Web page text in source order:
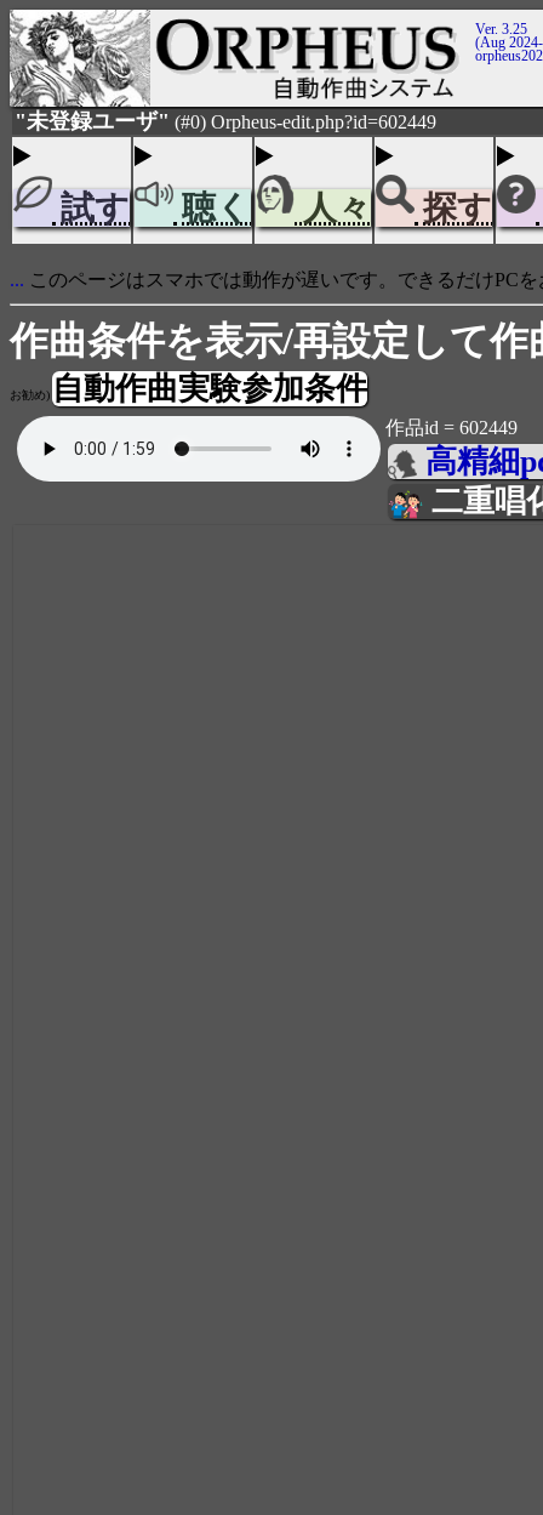
Ver. 3.25
(Aug
"未登録ユーザ" (#0) Orpheus-edit.php?id=602449
試す 聴く 人々 探す
... このページはスマホでは動作が遅いです。できるだけPC
作曲条件を表示/再設定して作
お勧め)自動作曲実験参加条件
作品id = 602449
高精細
二重唱